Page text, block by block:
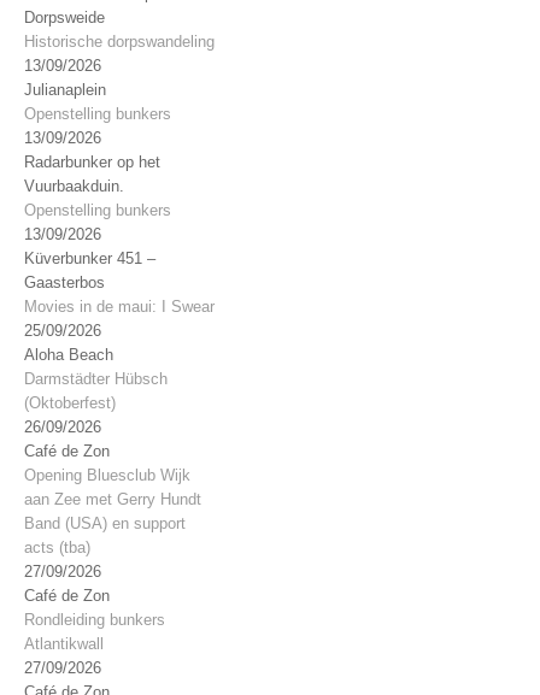
Dorpsweide
Historische dorpswandeling
13/09/2026
Julianaplein
Openstelling bunkers
13/09/2026
Radarbunker op het
Vuurbaakduin.
Openstelling bunkers
13/09/2026
Küverbunker 451 –
Gaasterbos
Movies in de maui: I Swear
25/09/2026
Aloha Beach
Darmstädter Hübsch
(Oktoberfest)
26/09/2026
Café de Zon
Opening Bluesclub Wijk
aan Zee met Gerry Hundt
Band (USA) en support
acts (tba)
27/09/2026
Café de Zon
Rondleiding bunkers
Atlantikwall
27/09/2026